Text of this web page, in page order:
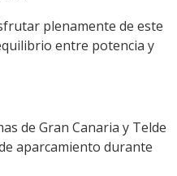
plenamente de este
entre potencia y
de Gran Canaria y Telde
aparcamiento durante